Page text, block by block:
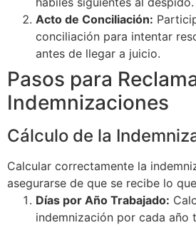
Acto de Conciliación:
conciliación para intentar
antes de llegar a juicio.
Pasos para
Indemnizaciones
Cálculo de la
Calcular correctamente la
asegurarse de que se recibe lo
Días por Año Trabajado:
indemnización por cada año